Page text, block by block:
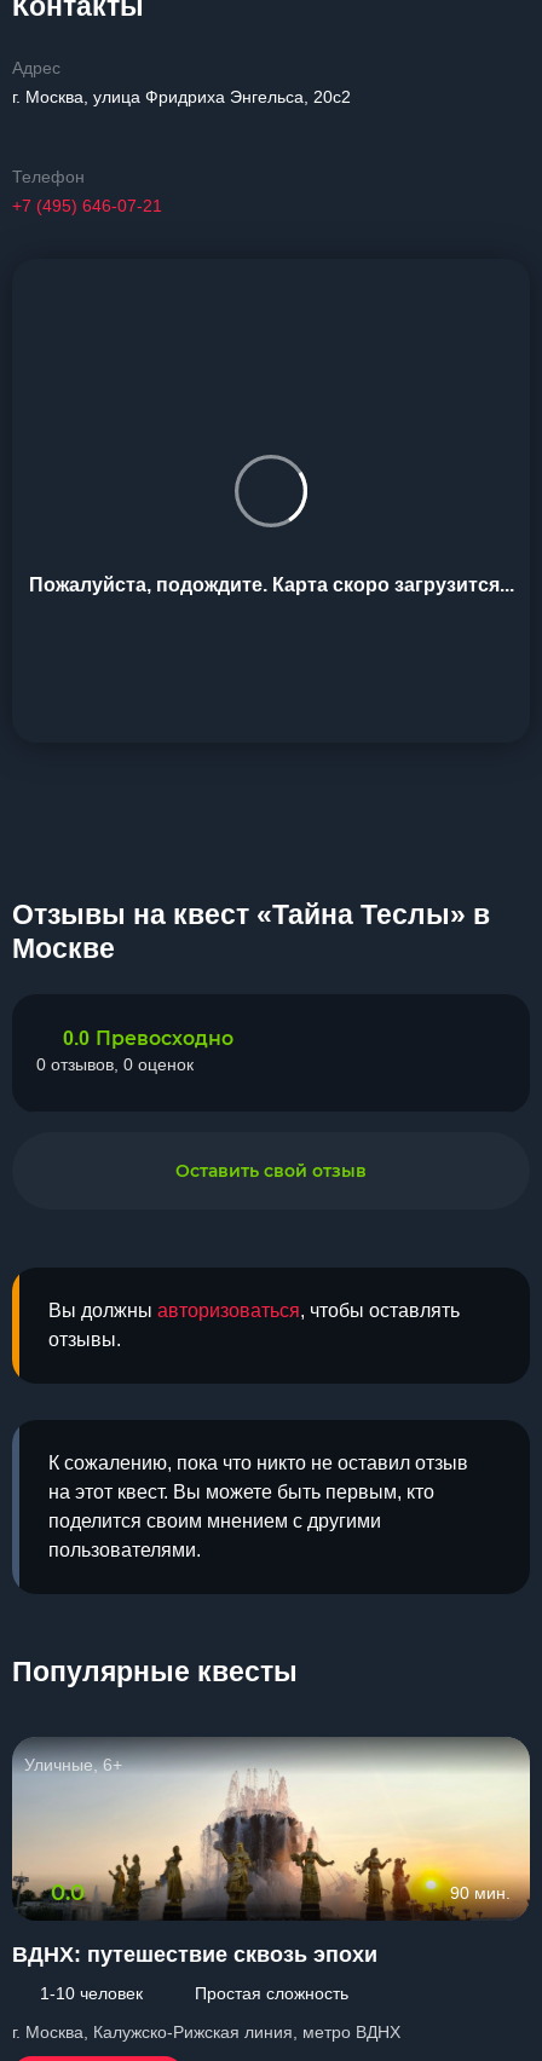
Адрес
г. Москва, улица Фридриха Энгельса, 20с2
Телефон
+7 (495) 646-07-21
Пожалуйста, подождите. Карта скоро загрузится...
Отзывы на квест «Тайна Теслы» в
Москве
Вы должны авторизоваться, чтобы оставлять
отзывы.
К сожалению, пока что никто не оставил отзыв
на этот квест. Вы можете быть первым, кто
поделится своим мнением с другими
пользователями.
0.0 Превосходно
0 отзывов, 0 оценок
Оставить свой отзыв
Популярные квесты
Уличные, 6+
0.0 90 мин.
ВДНХ: путешествие сквозь эпохи
1-10 человек
Простая сложность
г. Москва, Калужско-Рижская линия, метро ВДНХ